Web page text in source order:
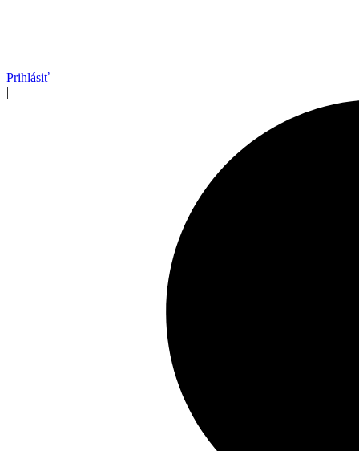
Prihlásiť
|